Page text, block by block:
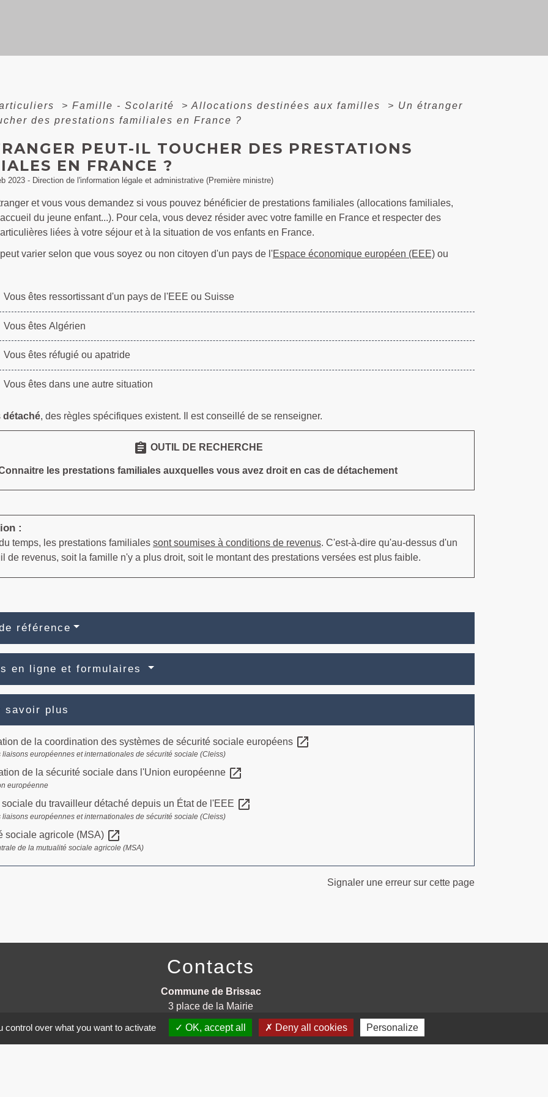
> Famille - Scolarité > Allocations destinées aux familles > Un étranger
des prestations familiales en France ?
PEUT-IL TOUCHER DES PRESTATIONS
EN FRANCE ?
2023 - Direction de l'information légale et administrative (Première ministre)
et vous vous demandez si vous pouvez bénéficier de prestations familiales (allocations familiales,
du jeune enfant...). Pour cela, vous devez résider avec votre famille en France et respecter des
liées à votre séjour et à la situation de vos enfants en France.
varier selon que vous soyez ou non citoyen d'un pays de l'Espace économique européen (EEE)ou
Vous êtes ressortissant d'un pays de l'EEE ou Suisse
Vous êtes Algérien
Vous êtes réfugié ou apatride
Vous êtes dans une autre situation
détaché, des règles spécifiques existent. Il est conseillé de se renseigner.
assignment OUTIL DE RECHERCHE
les prestations familiales auxquelles vous avez droit en cas de détachement
:
temps, les prestations familiales sont soumises à conditions de revenus. C'est-à-dire qu'au-dessus d'un
de revenus, soit la famille n'y a plus droit, soit le montant des prestations versées est plus faible.
référence
en ligne et formulaires
savoir plus
de la coordination des systèmes de sécurité sociale européens open_in_new
liaisons européennes et internationales de sécurité sociale (Cleiss)
de la sécurité sociale dans l'Union européenne open_in_new
européenne
du travailleur détaché depuis un État de l'EEE open_in_new
liaisons européennes et internationales de sécurité sociale (Cleiss)
sociale agricole (MSA) open_in_new
de la mutualité sociale agricole (MSA)
Signaler une erreur sur cette page
Contacts
Commune de Brissac
3 place de la Mairie
34190 Brissac - FRANCE
+33 4 67 73 71 56
over what you want to activate OK, accept all Deny all cookies Personalize